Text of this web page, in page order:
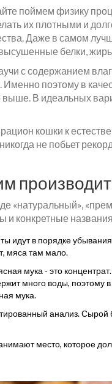
поймем физику
их плотными и
Даже в самом
белки,
с содержанием
Именно поэтому в
В идеальных
кошки к
не побьет
«натуральный»,
конкретные
идут в порядке
мяса там мало.
мука - это
много воды, поэтому
мука.
анализ.
место, которое